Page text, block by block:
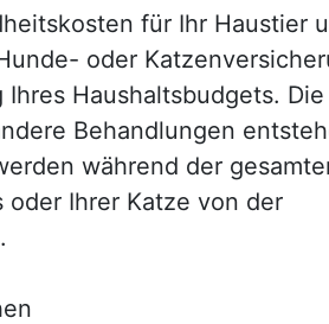
für Ihr Haustier
oder
Haushaltsbudgets.
Behandlungen
während der
oder Ihrer Katze von der